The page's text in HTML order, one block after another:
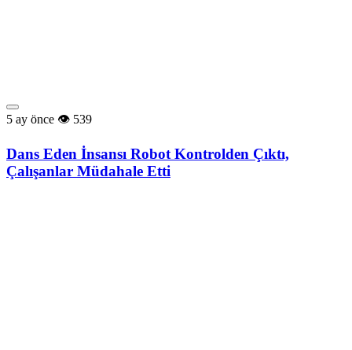
5 ay önce 539
Dans Eden İnsansı Robot Kontrolden Çıktı,
Çalışanlar Müdahale Etti